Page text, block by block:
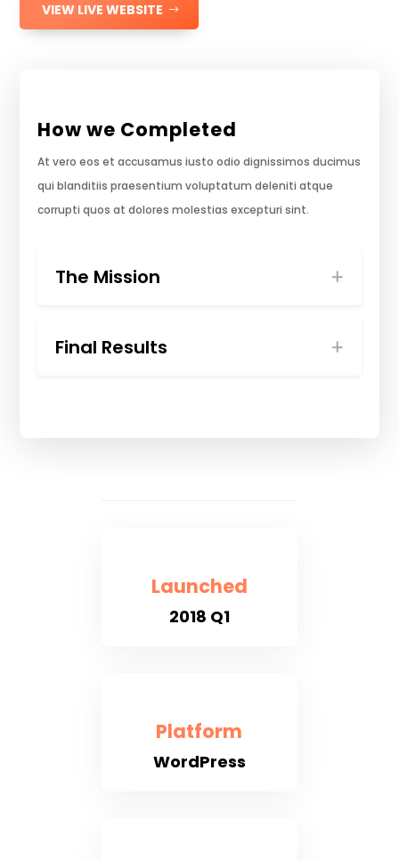
VIEW LIVE WEBSITE
How we Completed
At vero eos et accusamus iusto odio dignissimos ducimus
qui blanditiis praesentium voluptatum deleniti atque
corrupti quos at dolores molestias excepturi sint.
The Mission
Final Results
Launched
2018 Q1
Platform
WordPress